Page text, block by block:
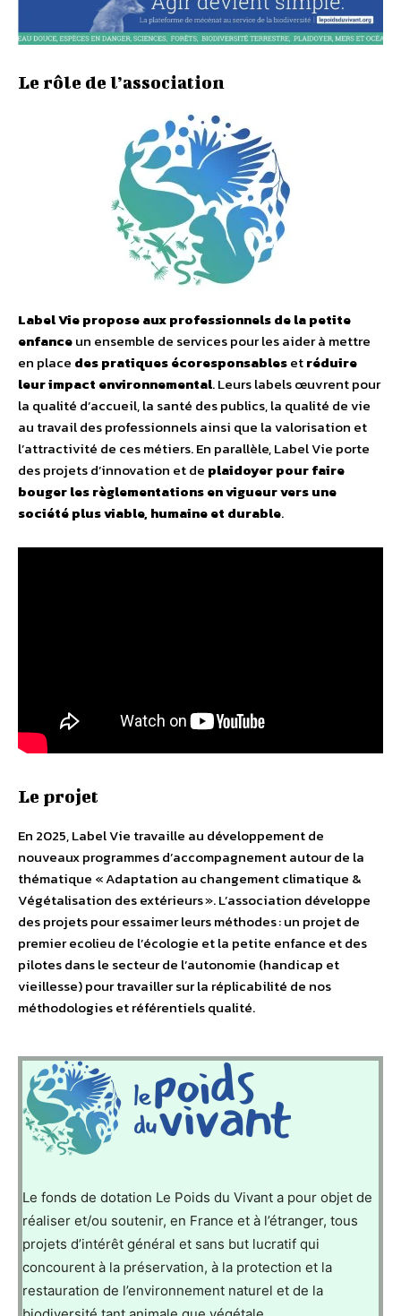
Le rôle de l’association
Label Vie propose aux professionnels de la petite
enfanceun ensemble de services pour les aider à mettre
en place des pratiques écoresponsablesetréduire
leur impact environnemental. Leurs labels œuvrent pour
la qualité d’accueil, la santé des publics, la qualité de vie
au travail des professionnels ainsi que la valorisation et
l’attractivité de ces métiers. En parallèle, Label Vie porte
des projets d’innovation et de plaidoyer pour faire
bouger les règlementations en vigueur vers une
société plus viable, humaine et durable.
Le projet
En 2025, Label Vie travaille au développement de
nouveaux programmes d’accompagnement autour de la
thématique « Adaptation au changement climatique &
Végétalisation des extérieurs ». L’association développe
des projets pour essaimer leurs méthodes : un projet de
premier ecolieu de l’écologie et la petite enfance et des
pilotes dans le secteur de l’autonomie (handicap et
vieillesse) pour travailler sur la réplicabilité de nos
méthodologies et référentiels qualité.
Le fonds de dotation Le Poids du Vivant a pour objet de
réaliser et/ou soutenir, en France et à l’étranger, tous
projets d’intérêt général et sans but lucratif qui
concourent à la préservation, à la protection et la
restauration de l’environnement naturel et de la